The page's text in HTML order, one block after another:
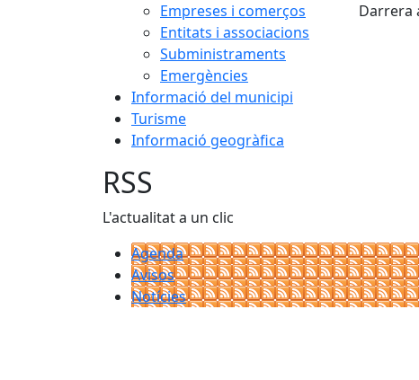
Empreses i comerços
Entitats i associacions
Subministraments
Emergències
Informació del municipi
Turisme
Informació geogràfica
Darrera
RSS
L'actualitat a un clic
Agenda
Avisos
Notícies